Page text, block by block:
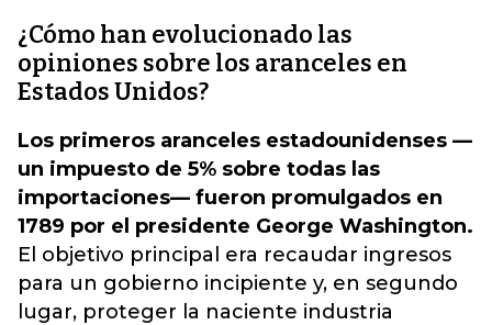
¿Cómo han evolucionado las
opiniones sobre los aranceles en
Estados Unidos?
Los primeros aranceles estadounidenses —
un impuesto de 5% sobre todas las
importaciones— fueron promulgados en
1789 por el presidente George Washington.
El objetivo principal era recaudar ingresos
para un gobierno incipiente y, en segundo
lugar, proteger la naciente industria